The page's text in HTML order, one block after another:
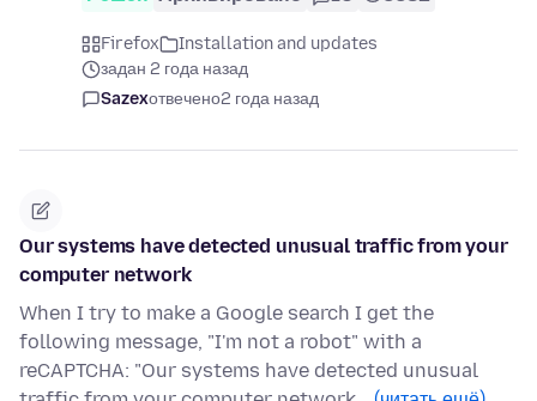
Firefox
Installation and updates
задан 2 года назад
Sazexотвечено2 года назад
Our systems have detected unusual traffic from your
computer network
When I try to make a Google search I get the
following message, "I'm not a robot" with a
reCAPTCHA: "Our systems have detected unusual